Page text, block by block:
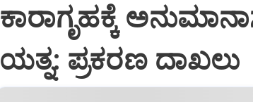
ಕಾರಾಗೃಹಕ್ಕೆ
ಯತ್ನ: ಪ್ರಕರಣ ದಾಖಲು